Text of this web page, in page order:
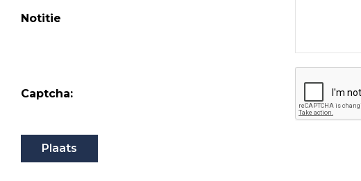
Notitie
Captcha: